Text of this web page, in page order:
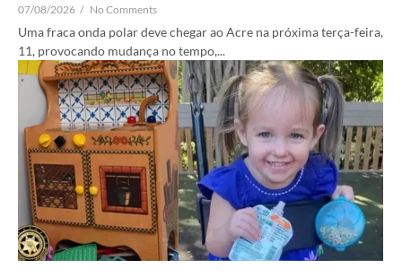
07/08/2026 / No Comments
Uma fraca onda polar deve chegar ao Acre na próxima terça-feira,
11, provocando mudança no tempo,...